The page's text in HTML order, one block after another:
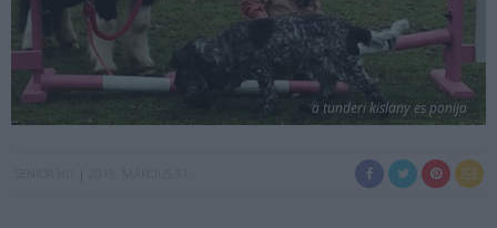
a tunderi kislany es ponija